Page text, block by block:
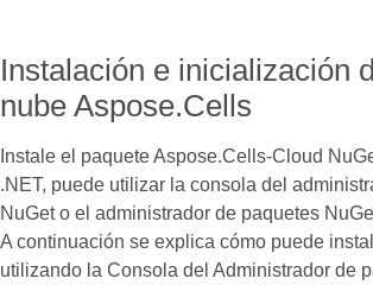
Instalación e inicialización
nube Aspose.Cells
Instale el paquete Aspose.Cells-Cloud
.NET, puede utilizar la consola del
NuGet o el administrador de paquetes
A continuación se explica cómo puede
utilizando la Consola del Administrador de